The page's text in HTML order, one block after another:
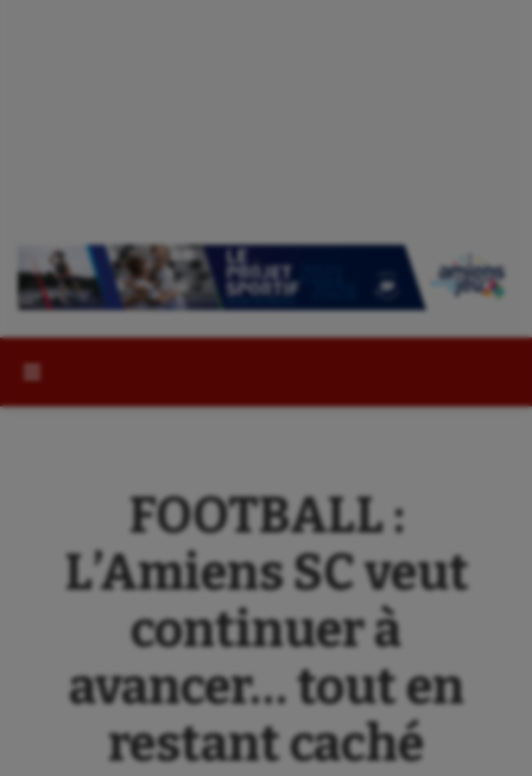
FOOTBALL :
L’Amiens SC veut
continuer à
avancer… tout en
restant caché